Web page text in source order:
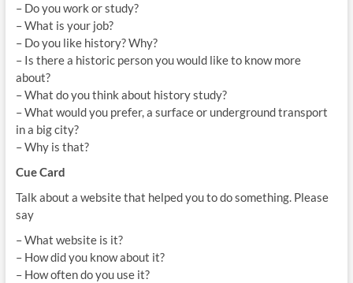
– Do you work or study?
– What is your job?
– Do you like history? Why?
– Is there a historic person you would like to know more
about?
– What do you think about history study?
– What would you prefer, a surface or underground transport
in a big city?
– Why is that?
Cue Card
Talk about a website that helped you to do something. Please
say
– What website is it?
– How did you know about it?
– How often do you use it?